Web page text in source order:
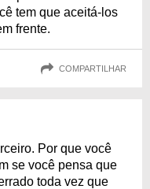
tem que aceitá-los
frente.
COMPARTILHAR
Por que você
se você pensa que
toda vez que